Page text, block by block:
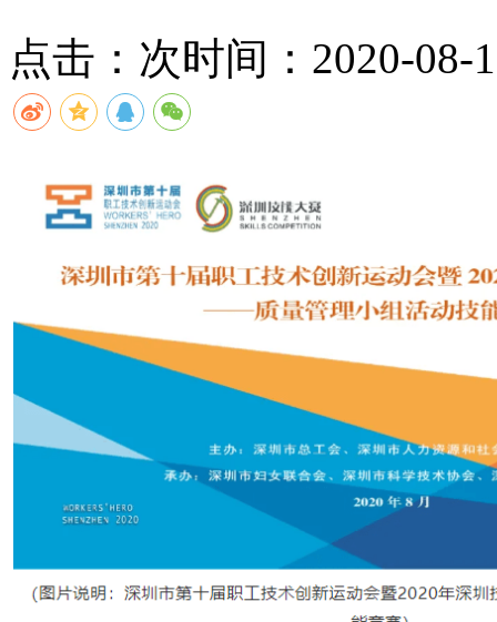
点击： 次时间：2020-08-